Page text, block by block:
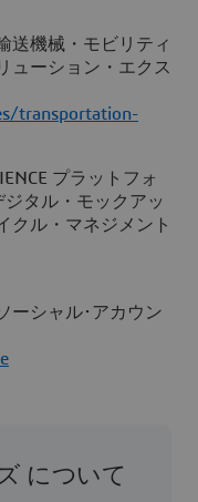
送機械・モビリティ
ューション・エクス
transportation-
プラットフォ
タル・モックアッ
クル・マネジメント
ーシャル･アカウン
について